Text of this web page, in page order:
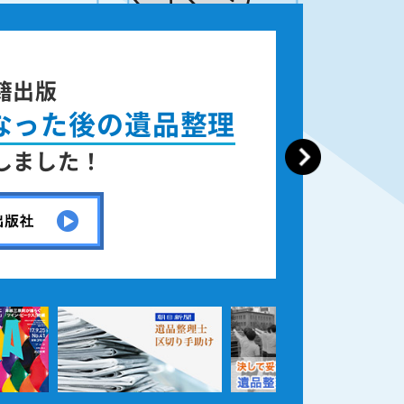
週刊誌
」
れました！